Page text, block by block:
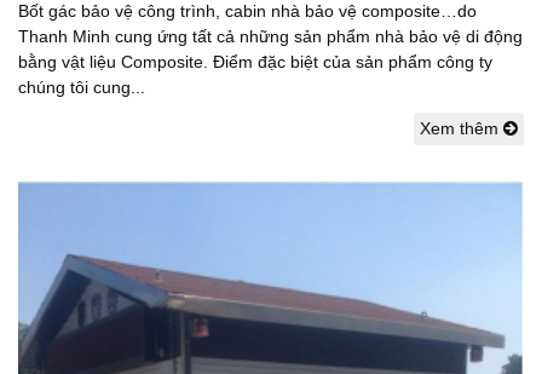
Bốt gác bảo vệ công trình, cabin nhà bảo vệ composite…do
Thanh Minh cung ứng tất cả những sản phẩm nhà bảo vệ di động
bằng vật liệu Composite. Điểm đặc biệt của sản phẩm công ty
chúng tôi cung...
Xem thêm